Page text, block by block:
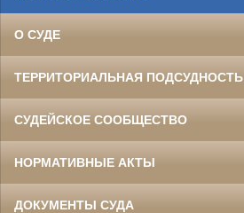
О СУДЕ
ТЕРРИТОРИАЛЬНАЯ ПОДСУДНОСТЬ
СУДЕЙСКОЕ СООБЩЕСТВО
НОРМАТИВНЫЕ АКТЫ
ДОКУМЕНТЫ СУДА